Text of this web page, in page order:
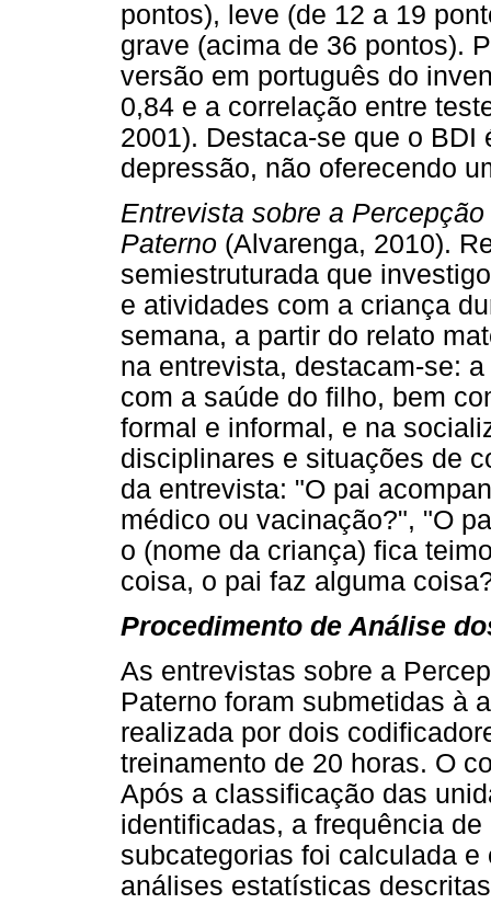
pontos), leve (de 12 a 19
grave (acima de 36 pontos).
versão em português do
0,84 e a correlação entre
2001). Destaca-se que o
depressão, não oferecendo
Entrevista sobre a
Paterno (Alvarenga, 2010).
semiestruturada que
e atividades com a criança
semana, a partir do relato
na entrevista, destacam-se:
com a saúde do filho, bem
formal e informal, e na
disciplinares e situações de
da entrevista: "O pai
médico ou vacinação?", "O
o (nome da criança) fica
coisa, o pai faz alguma
Procedimento de Análise
As entrevistas sobre a
Paterno foram submetidas à
realizada por dois
treinamento de 20 horas. O
Após a classificação das
identificadas, a frequência
subcategorias foi calculada
análises estatísticas